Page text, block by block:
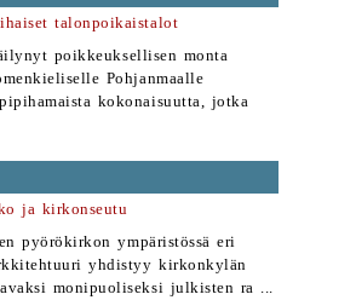
talonpoikaistalot
poikkeuksellisen monta
Pohjanmaalle
kokonaisuutta, jotka
ja kirkonseutu
pyörökirkon ympäristössä eri
yhdistyy kirkonkylän
monipuoliseksi julkisten ra ...